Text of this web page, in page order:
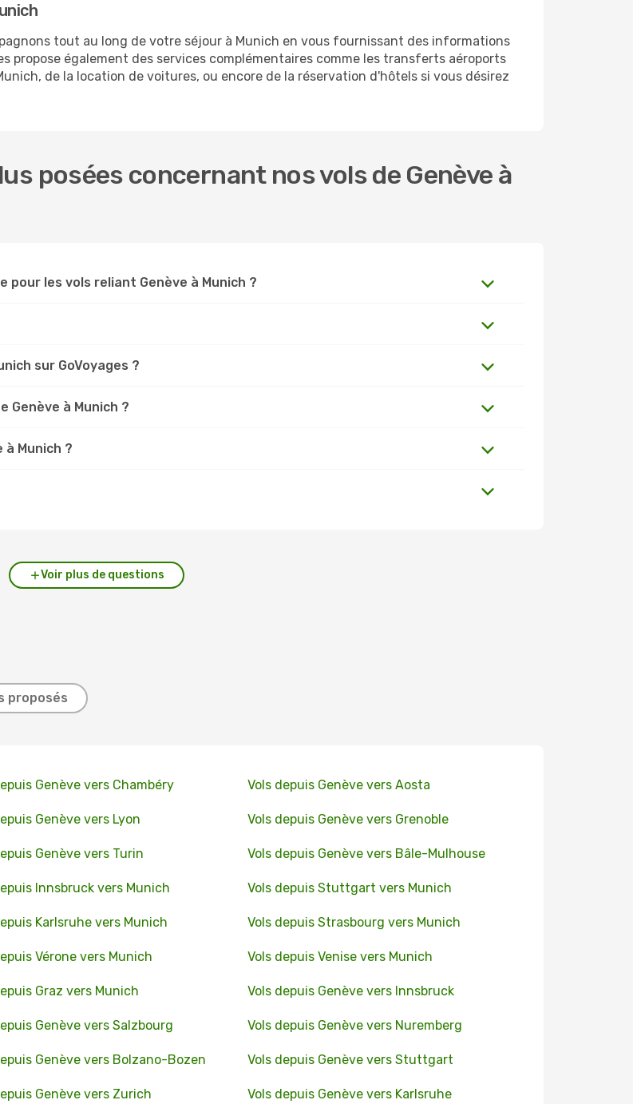
tout au long de votre séjour à Munich en vous fournissant des informations
propose également des services complémentaires comme les transferts aéroports
de la location de voitures, ou encore de la réservation d'hôtels si vous désirez
posées concernant nos vols de Genève à
les vols reliant Genève à Munich ?
sur GoVoyages ?
Genève à Munich ?
Munich ?
Voir plus de questions
proposés
Genève vers Chambéry Vols depuis Genève vers Aosta
Genève vers Lyon Vols depuis Genève vers Grenoble
Genève vers Turin Vols depuis Genève vers Bâle-Mulhouse
Innsbruck vers Munich Vols depuis Stuttgart vers Munich
Karlsruhe vers Munich Vols depuis Strasbourg vers Munich
Vérone vers Munich Vols depuis Venise vers Munich
Graz vers Munich Vols depuis Genève vers Innsbruck
Genève vers Salzbourg Vols depuis Genève vers Nuremberg
Genève vers Bolzano-Bozen Vols depuis Genève vers Stuttgart
Genève vers Zurich Vols depuis Genève vers Karlsruhe